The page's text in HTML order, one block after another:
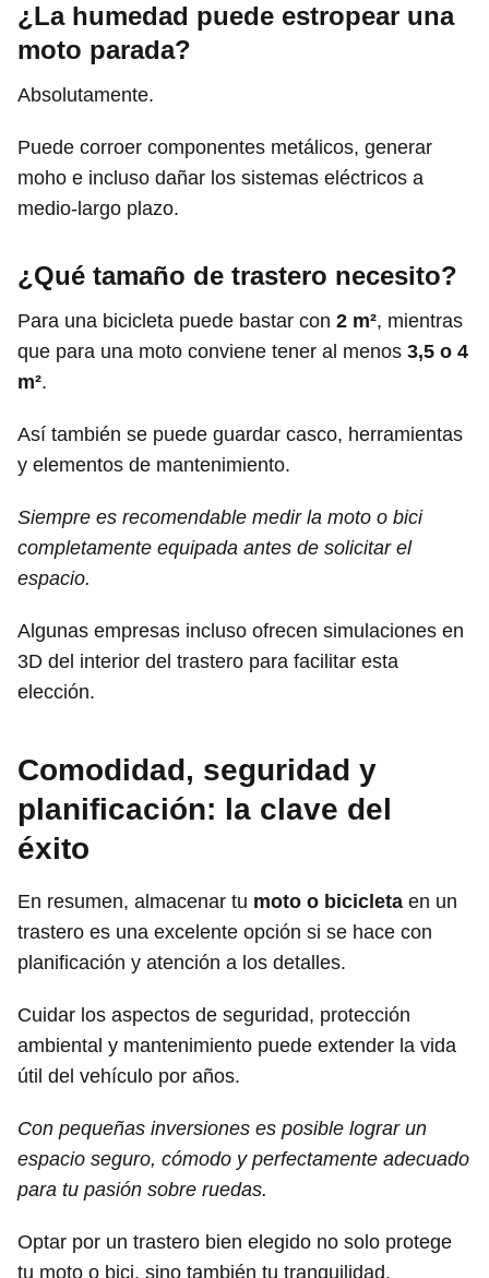
¿La humedad puede estropear una
moto parada?
Absolutamente.
Puede corroer componentes metálicos, generar
moho e incluso dañar los sistemas eléctricos a
medio-largo plazo.
¿Qué tamaño de trastero necesito?
Para una bicicleta puede bastar con 2 m², mientras
que para una moto conviene tener al menos 3,5 o 4
m².
Así también se puede guardar casco, herramientas
y elementos de mantenimiento.
Siempre es recomendable medir la moto o bici
completamente equipada antes de solicitar el
espacio.
Algunas empresas incluso ofrecen simulaciones en
3D del interior del trastero para facilitar esta
elección.
Comodidad, seguridad y
planificación: la clave del
éxito
En resumen, almacenar tu moto o bicicleta en un
trastero es una excelente opción si se hace con
planificación y atención a los detalles.
Cuidar los aspectos de seguridad, protección
ambiental y mantenimiento puede extender la vida
útil del vehículo por años.
Con pequeñas inversiones es posible lograr un
espacio seguro, cómodo y perfectamente adecuado
para tu pasión sobre ruedas.
Optar por un trastero bien elegido no solo protege
tu moto o bici, sino también tu tranquilidad.